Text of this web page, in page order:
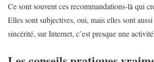
Ce sont souvent ces recommandations-là qui
Elles sont subjectives, oui, mais elles sont
sincérité, sur Internet, c’est presque une